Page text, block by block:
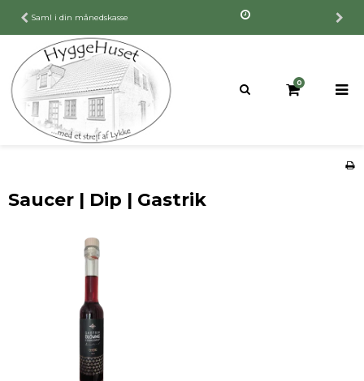
Saml i din månedskasse
0
Saucer | Dip | Gastrik